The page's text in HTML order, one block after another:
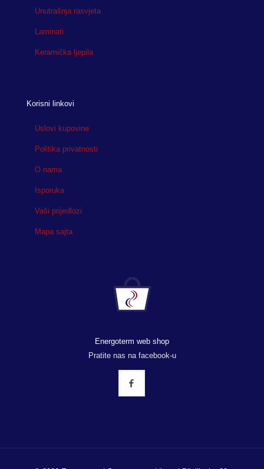
Unutrašnja rasvjeta
Laminati
Keramička ljepila
Korisni linkovi
Uslovi kupovine
Politika privatnosti
O nama
Isporuka
Vaši prijedlozi
Mapa sajta
Energoterm web shop
Pratite nas na facebook-u